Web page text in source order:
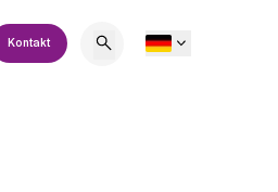
Kontakt